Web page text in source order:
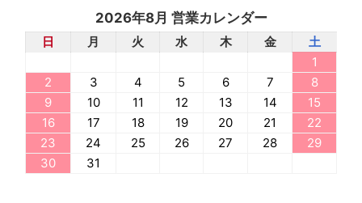
2026年8月 営業カレンダー
日 月 火 水 木 金
土
1
2
3 4 5 6 7
8
9
10 11 12 13 14
15
16
17 18 19 20 21
22
23
24 25 26 27 28
29
30
31